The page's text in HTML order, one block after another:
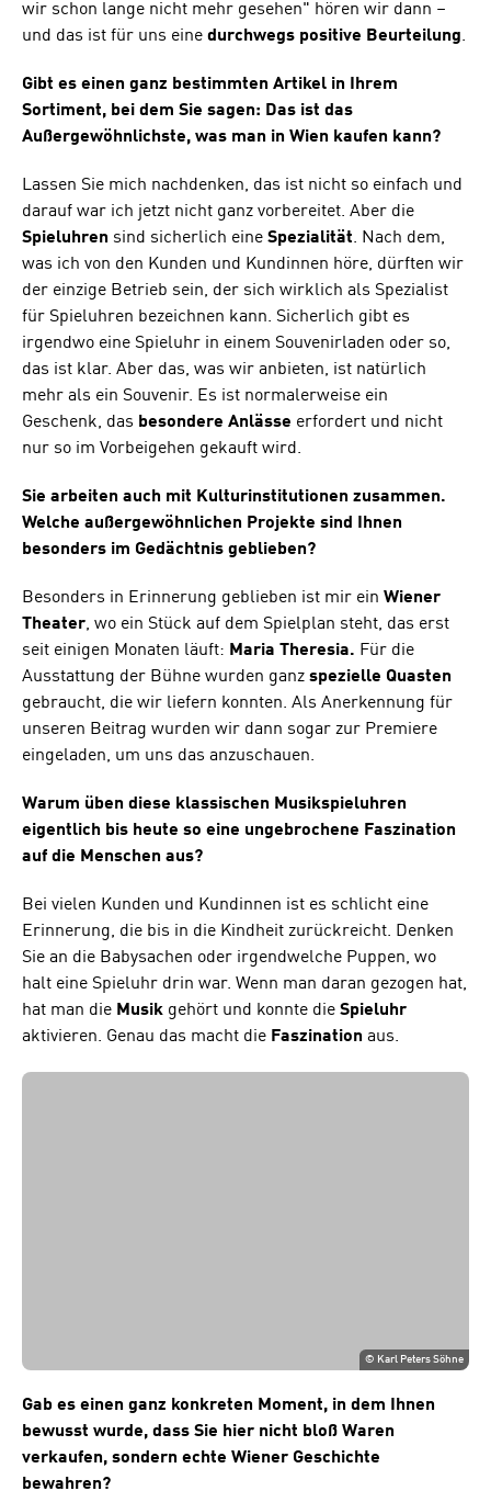
wir schon lange nicht mehr gesehen" hören wir dann –
und das ist für uns eine durchwegs positive Beurteilung.
Gibt es einen ganz bestimmten Artikel in Ihrem
Sortiment, bei dem Sie sagen: Das ist das
Außergewöhnlichste, was man in Wien kaufen kann?
Lassen Sie mich nachdenken, das ist nicht so einfach und
darauf war ich jetzt nicht ganz vorbereitet. Aber die
Spieluhren sind sicherlich eine Spezialität. Nach dem,
was ich von den Kunden und Kundinnen höre, dürften wir
der einzige Betrieb sein, der sich wirklich als Spezialist
für Spieluhren bezeichnen kann. Sicherlich gibt es
irgendwo eine Spieluhr in einem Souvenirladen oder so,
das ist klar. Aber das, was wir anbieten, ist natürlich
mehr als ein Souvenir. Es ist normalerweise ein
Geschenk, das besondere Anlässe erfordert und nicht
nur so im Vorbeigehen gekauft wird.
Sie arbeiten auch mit Kulturinstitutionen zusammen.
Welche außergewöhnlichen Projekte sind Ihnen
besonders im Gedächtnis geblieben?
Besonders in Erinnerung geblieben ist mir ein Wiener
Theater, wo ein Stück auf dem Spielplan steht, das erst
seit einigen Monaten läuft: Maria Theresia. Für die
Ausstattung der Bühne wurden ganz spezielle Quasten
gebraucht, die wir liefern konnten. Als Anerkennung für
unseren Beitrag wurden wir dann sogar zur Premiere
eingeladen, um uns das anzuschauen.
Warum üben diese klassischen Musikspieluhren
eigentlich bis heute so eine ungebrochene Faszination
auf die Menschen aus?
Bei vielen Kunden und Kundinnen ist es schlicht eine
Erinnerung, die bis in die Kindheit zurückreicht. Denken
Sie an die Babysachen oder irgendwelche Puppen, wo
halt eine Spieluhr drin war. Wenn man daran gezogen hat,
hat man die Musik gehört und konnte die Spieluhr
aktivieren. Genau das macht die Faszination aus.
© Karl Peters Söhne
Gab es einen ganz konkreten Moment, in dem Ihnen
bewusst wurde, dass Sie hier nicht bloß Waren
verkaufen, sondern echte Wiener Geschichte
bewahren?